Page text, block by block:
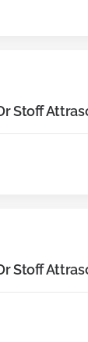
Stoff
Stoff